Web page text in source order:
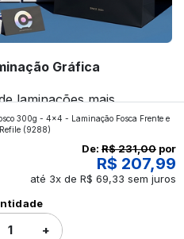
Gráfica
laminações mais
gráfica FuturaIM? Então,
revelar para você!
300g - 4x4 - Laminação Fosca Frente e
(9288)
De: R$ 231,00 por
R$ 207,99
até 3x de R$ 69,33 sem juros
+